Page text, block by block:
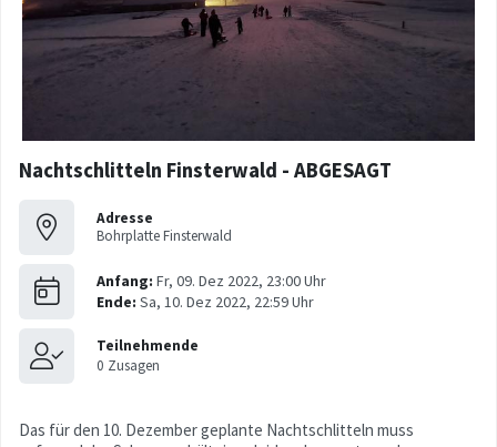
Nachtschlitteln Finsterwald - ABGESAGT
Adresse
Bohrplatte Finsterwald
Das für den 10. Dezember geplante Nachtschlitteln muss